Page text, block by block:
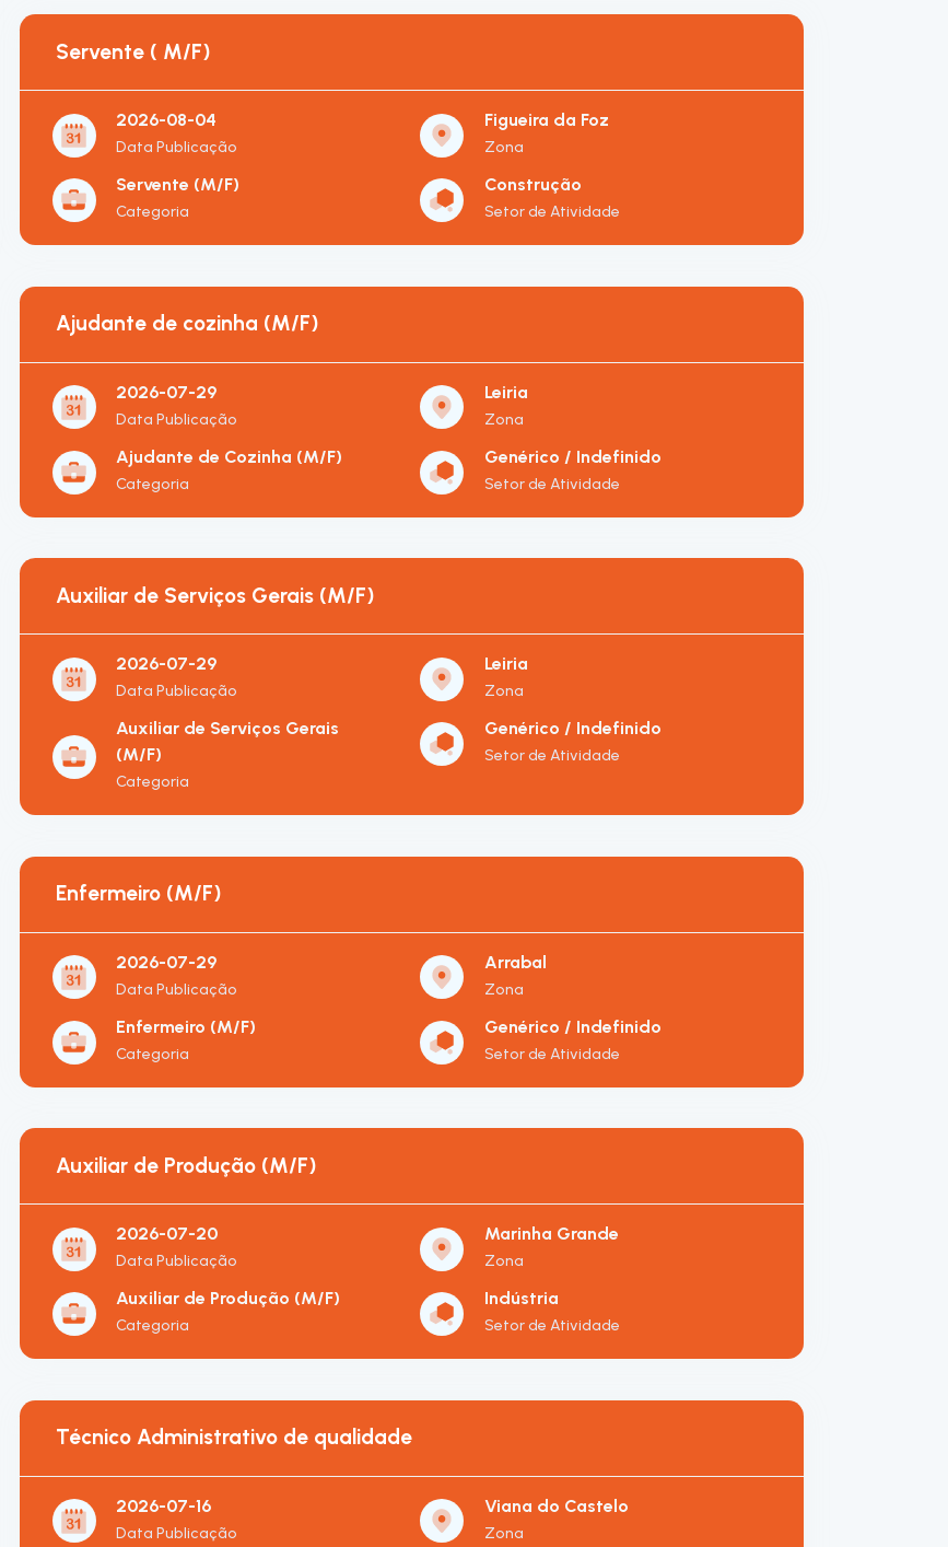
Servente ( M/F)
2026-08-04
Data Publicação
Figueira da Foz
Zona
Servente (M/F)
Categoria
Construção
Setor de Atividade
Ajudante de cozinha (M/F)
2026-07-29
Data Publicação
Leiria
Zona
Ajudante de Cozinha (M/F)
Categoria
Genérico / Indefinido
Setor de Atividade
Auxiliar de Serviços Gerais (M/F)
2026-07-29
Data Publicação
Leiria
Zona
Auxiliar de Serviços Gerais
(M/F)
Categoria
Genérico / Indefinido
Setor de Atividade
Enfermeiro (M/F)
2026-07-29
Data Publicação
Arrabal
Zona
Enfermeiro (M/F)
Categoria
Genérico / Indefinido
Setor de Atividade
Auxiliar de Produção (M/F)
2026-07-20
Data Publicação
Marinha Grande
Zona
Auxiliar de Produção (M/F)
Categoria
Indústria
Setor de Atividade
Técnico Administrativo de qualidade
2026-07-16
Data Publicação
Viana do Castelo
Zona